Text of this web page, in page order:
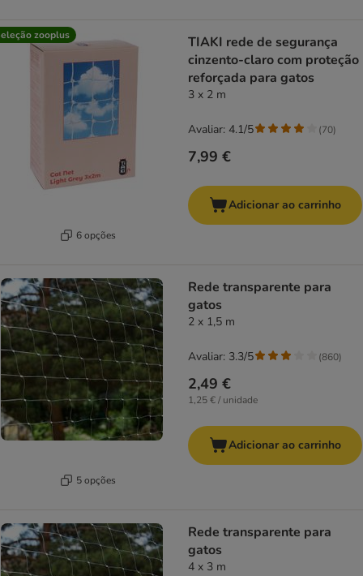
zooplus
6 opções
TIAKI rede de segurança
cinzento-claro com proteção
reforçada para gatos
3 x 2 m
7,99 €
Avaliar: 4.1/5 (70)
Adicionar ao carrinho
5 opções
Rede transparente para
gatos
2 x 1,5 m
2,49 €
1,25 € / unidade
Avaliar: 3.3/5 (860)
Adicionar ao carrinho
Rede transparente para
gatos
4 x 3 m